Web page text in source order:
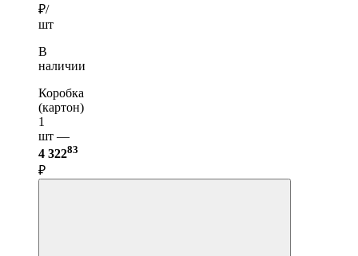
₽/
шт
В
наличии
Коробка
(картон)
1
шт —
4 32283
₽